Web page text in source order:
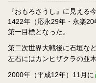
『おもろさうし』に見え
1422年（応永29年・永楽
第一目標となった。
第二次世界大戦後に石垣な
左右にはカンヒザクラの並
2000年（平成12年）11月に